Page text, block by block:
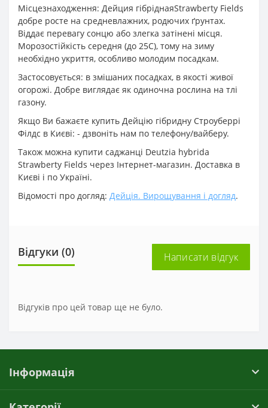
Місцезнаходження: Дейция гібріднаяStrawberty Fields
добре росте на средневлажних, родючих ґрунтах.
Віддає перевагу сонцю або злегка затінені місця.
Морозостійкість середня (до 25С), тому на зиму
необхідно укриття, особливо молодим посадкам.
Застосовується: в змішаних посадках, в якості живої
огорожі. Добре виглядає як одиночна рослина на тлі
газону.
Якщо Ви бажаєте купить Дейцію гібридну Строуберрі
Філдс в Києві: - дзвоніть нам по телефону/вайберу.
Також можна купити саджанці Deutzia hybrida
Strawberty Fields через Інтернет-магазин. Доставка в
Києві і по Україні.
Відомості про догляд: Дейція. Вирощування і догляд.
Відгуки (0) Написати відгук
Відгуків про цей товар ще не було.
Інформація